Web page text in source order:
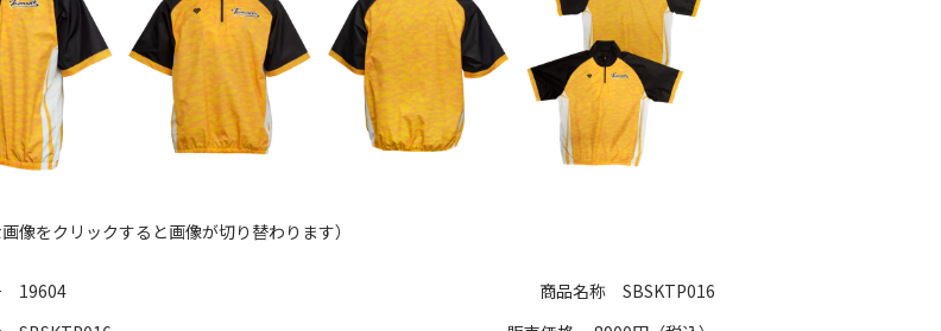
画像をクリックすると画像が切り替わります）
19604 商品名称
SBSKTP016